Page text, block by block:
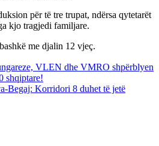
për të tre trupat, ndërsa qytetarët
kjo tragjedi familjare.
me djalin 12 vjeç.
VLEN dhe VMRO shpërblyen
shqiptare!
Begaj: Korridori 8 duhet të jetë